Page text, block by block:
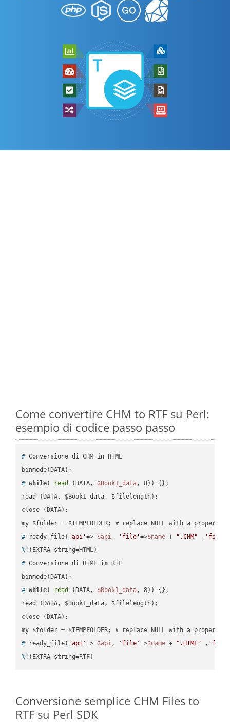
Come convertire CHM to RTF su Perl:
esempio di codice passo passo
# Conversione di CHM in HTML
# while( read (DATA, $Book1_data, 8)) {};
read (DATA, $Book1_data, $filelength);
close (DATA);
# ready_file( 'api'=> $api, 'file'=>$name + ".CHM" ,
% !(EXTRA string=HTML)
# Conversione di HTML in RTF
# while( read (DATA, $Book1_data, 8)) {};
read (DATA, $Book1_data, $filelength);
close (DATA);
# ready_file( 'api'=> $api, 'file'=>$name + ".HTML" ,
% !(EXTRA string=RTF)
Conversione semplice CHM Files to
RTF su Perl SDK